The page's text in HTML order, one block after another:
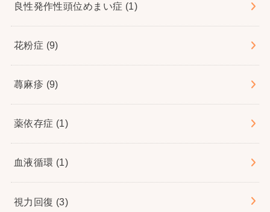
良性発作性頭位めまい症 (1)
花粉症 (9)
蕁麻疹 (9)
薬依存症 (1)
血液循環 (1)
視力回復 (3)